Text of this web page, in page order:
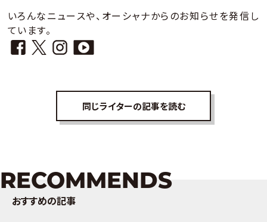
いろんなニュースや、オーシャナからのお知らせを発信し
ています。
同じライターの記事を読む
RECOMMENDS
おすすめの記事